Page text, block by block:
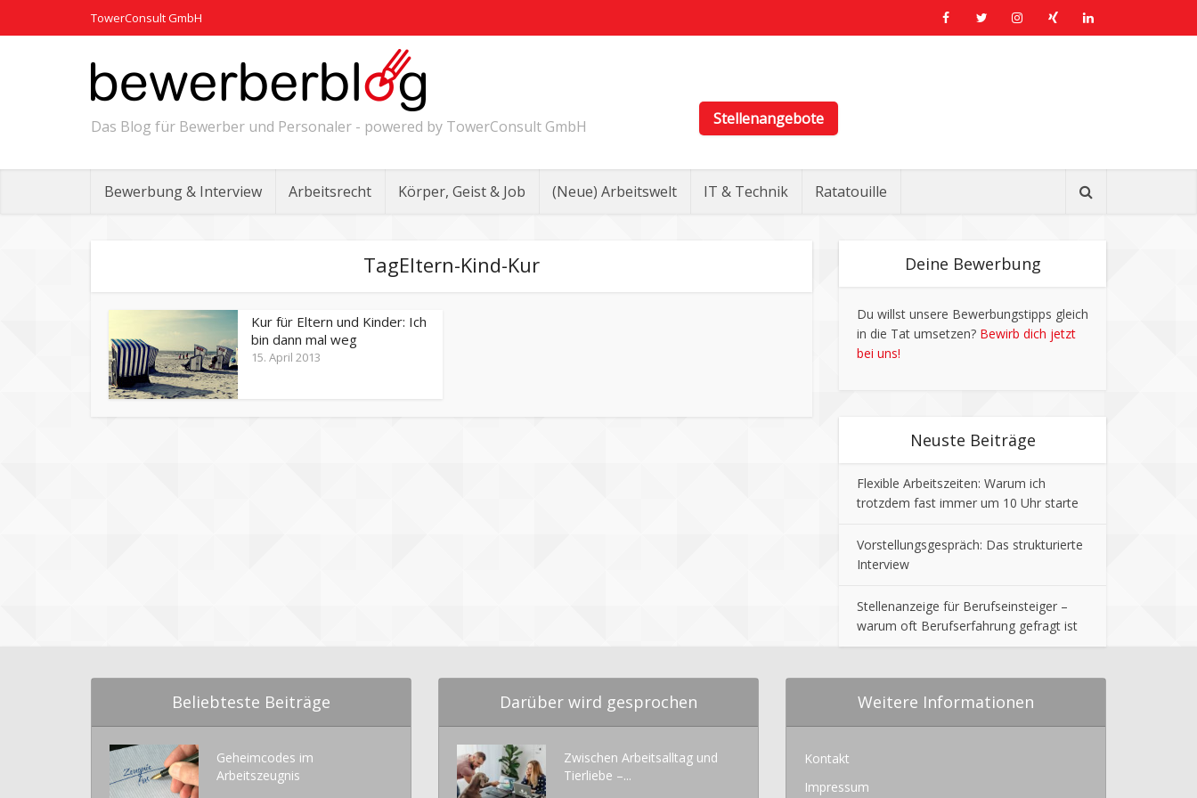
TowerConsult GmbH
Das Blog für Bewerber und Personaler - powered by TowerConsult GmbH
Bewerbung & Interview Arbeitsrecht Körper, Geist & Job (Neue) Arbeitswelt IT & Technik Ratatouille
Stellenangebote
TagEltern-Kind-Kur
Kur für Eltern und Kinder: Ich
bin dann mal weg
15. April 2013
Deine Bewerbung
Du willst unsere Bewerbungstipps gleich
in die Tat umsetzen? Bewirb dich jetzt
bei uns!
Neuste Beiträge
Flexible Arbeitszeiten: Warum ich
trotzdem fast immer um 10 Uhr starte
Vorstellungsgespräch: Das strukturierte
Interview
Stellenanzeige für Berufseinsteiger –
warum oft Berufserfahrung gefragt ist
Beliebteste Beiträge
Geheimcodes im
Arbeitszeugnis
Darüber wird gesprochen
Zwischen Arbeitsalltag und
Tierliebe –...
Weitere Informationen
Kontakt
Impressum